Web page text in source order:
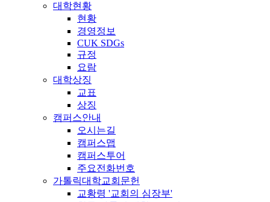
대학현황
현황
경영정보
CUK SDGs
규정
요람
대학상징
교표
상징
캠퍼스안내
오시는길
캠퍼스맵
캠퍼스투어
주요전화번호
가톨릭대학교회문헌
교황령 '교회의 심장부'